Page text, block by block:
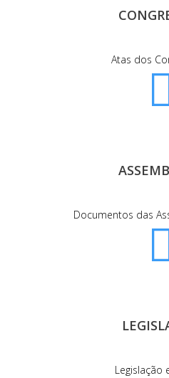
Atas dos
Documentos das
Legislação